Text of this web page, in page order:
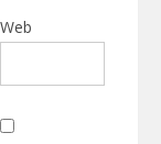
Web